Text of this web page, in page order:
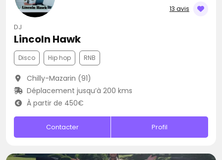
13 avis
DJ
Lincoln Hawk
Disco Hip hop RNB
Chilly-Mazarin (91)
Déplacement jusqu’à 200 kms
À partir de 450€
Contacter Profil